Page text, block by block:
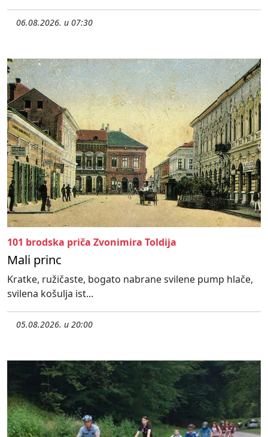
06.08.2026. u 07:30
101 brodska priča Zvonimira Toldija
Mali princ
Kratke, ružičaste, bogato nabrane svilene pump hlače,
svilena košulja ist...
05.08.2026. u 20:00